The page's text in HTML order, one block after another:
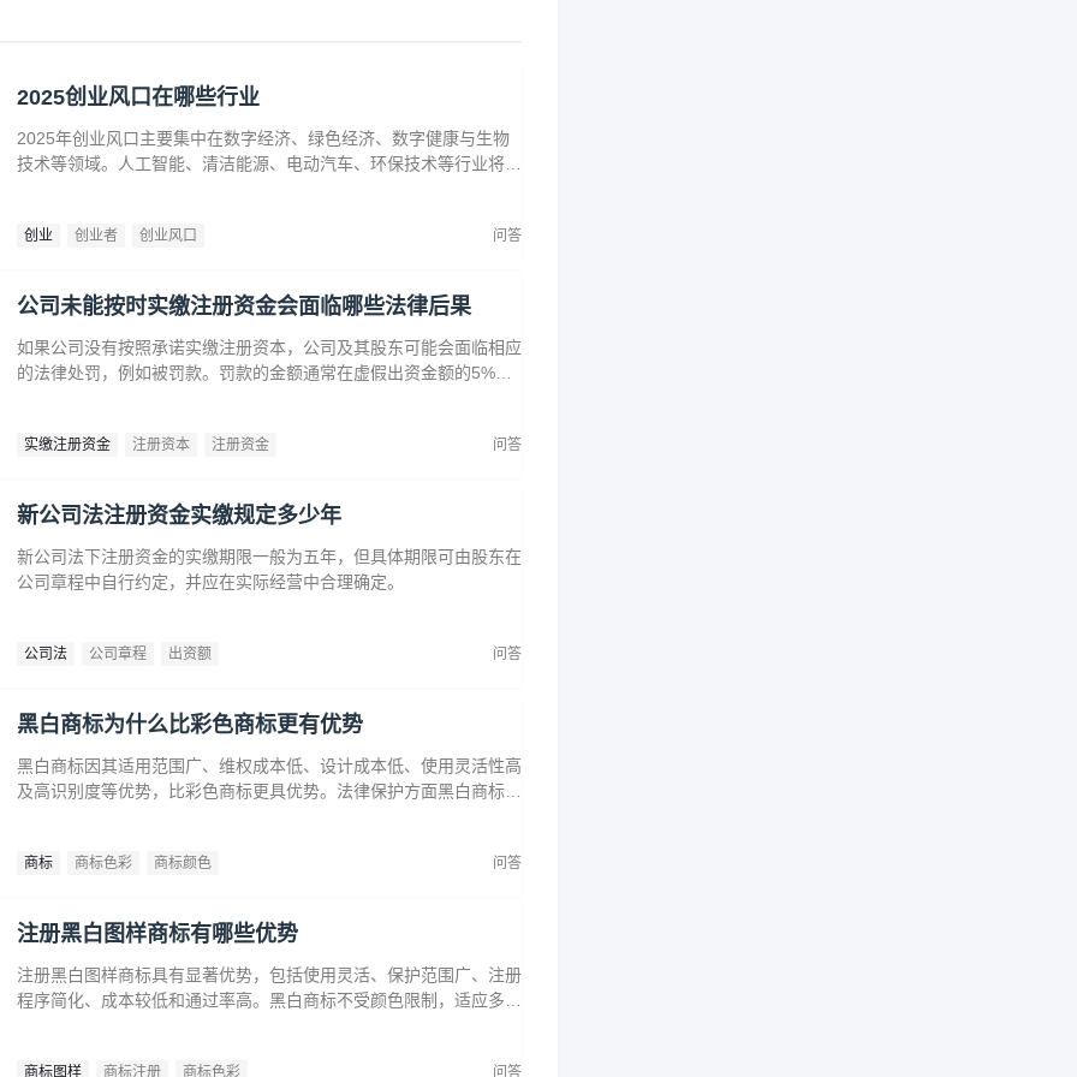
2025创业风口在哪些行业
2025年创业风口主要集中在数字经济、绿色经济、数字健康与生物
技术等领域。人工智能、清洁能源、电动汽车、环保技术等行业将迎
住这些前沿趋势，开拓新兴产业，创造商业价值。
创业 创业者 创业风口 问答
公司未能按时实缴注册资金会面临哪些法律后果
如果公司没有按照承诺实缴注册资本，公司及其股东可能会面临相应
的法律处罚，例如被罚款。罚款的金额通常在虚假出资金额的5%到
实缴注册资金 注册资本 注册资金 问答
新公司法注册资金实缴规定多少年
新公司法下注册资金的实缴期限一般为五年，但具体期限可由股东在
公司章程中自行约定，并应在实际经营中合理确定。
公司法 公司章程 出资额 问答
黑白商标为什么比彩色商标更有优势
黑白商标因其适用范围广、维权成本低、设计成本低、使用灵活性高
及高识别度等优势，比彩色商标更具优势。法律保护方面黑白商标更
商标 商标色彩 商标颜色 问答
注册黑白图样商标有哪些优势
注册黑白图样商标具有显著优势，包括使用灵活、保护范围广、注册
程序简化、成本较低和通过率高。黑白商标不受颜色限制，适应多样
商标图样 商标注册 商标色彩 问答